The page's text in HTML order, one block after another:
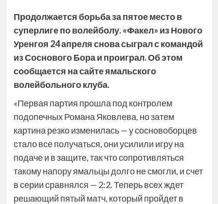
Продолжается борьба за пятое место в
суперлиге по волейболу. «Факел» из Нового
Уренгоя 24 апреля снова сыграл с командой
из Соснового Бора и проиграл. Об этом
сообщается на сайте ямальского
волейбольного клуба.
«Первая партия прошла под контролем
подопечныхРомана Яковлева, но затем
картина резко изменилась — у сосновоборцев
стало все получаться, они усилили игру на
подаче и в защите, так что сопротивляться
такому напору ямальцы долго не смогли, и счет
в серии сравнялся — 2:2. Теперь всех ждет
решающий пятый матч, который пройдет в